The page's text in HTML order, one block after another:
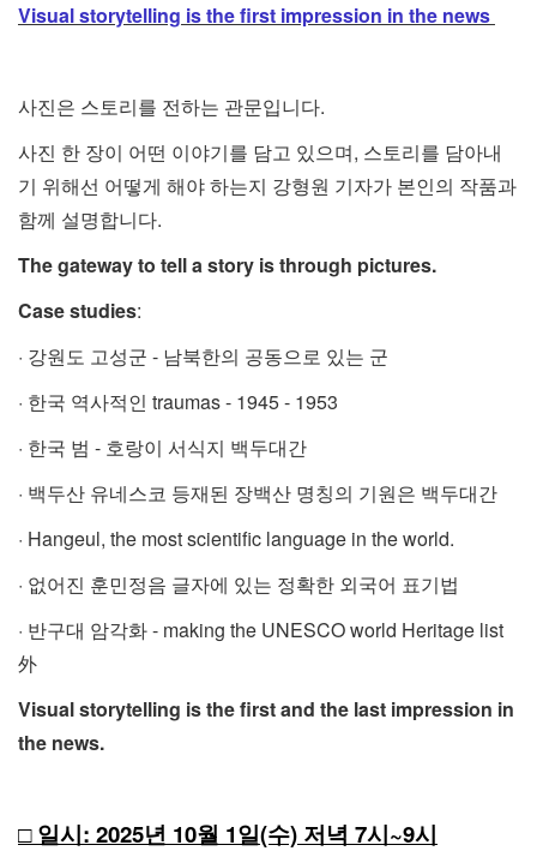
Visual storytelling is the first impression in the news
사진은 스토리를 전하는 관문입니다.
사진 한 장이 어떤 이야기를 담고 있으며, 스토리를 담아내
기 위해선 어떻게 해야 하는지 강형원 기자가 본인의 작품과
함께 설명합니다.
The gateway to tell a story is through pictures.
Case studies:
· 강원도 고성군 - 남북한의 공동으로 있는 군
· 한국 역사적인 traumas - 1945 - 1953
· 한국 범 - 호랑이 서식지 백두대간
· 백두산 유네스코 등재된 장백산 명칭의 기원은 백두대간
· Hangeul, the most scientific language in the world.
· 없어진 훈민정음 글자에 있는 정확한 외국어 표기법
· 반구대 암각화 - making the UNESCO world Heritage list
外
Visual storytelling is the first and the last impression in
the news.
□ 일시: 2025년 10월 1일(수) 저녁 7시~9시